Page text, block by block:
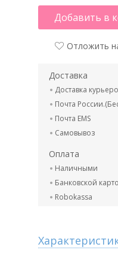
Добавить в
Отложить
Доставка
Доставка
Почта
Почта EMS
Самовывоз
Оплата
Наличными
Банковской
Robokassa